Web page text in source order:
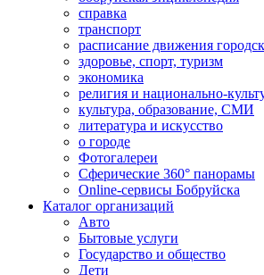
справка
транспорт
расписание движения
здоровье, спорт, туризм
экономика
религия и национально-
культура, образование, СМИ
литература и искусство
о городе
Фотогалереи
Сферические 360° панорамы
Online-сервисы Бобруйска
Каталог организаций
Авто
Бытовые услуги
Государство и общество
Дети